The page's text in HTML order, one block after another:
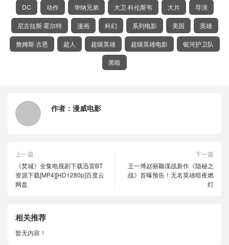
DC 动作 华纳兄弟 大卫·科伦斯韦 大片 导演
尼古拉斯·霍尔特 漫画 科幻 系列电影 美国 英雄
詹姆斯·古恩 超人 超级英雄 超级英雄电影 银河护卫队
黑暗
作者： 漫威电影
上一篇
《焚城》全集电视剧下载迅雷BT
资源下载[MP4][HD1280p]百度云
网盘
下一篇
王一博赵丽颖谍战新作《隐秘之
战》首曝预告！无名英雄暗夜燃
灯
相关推荐
暂无内容！